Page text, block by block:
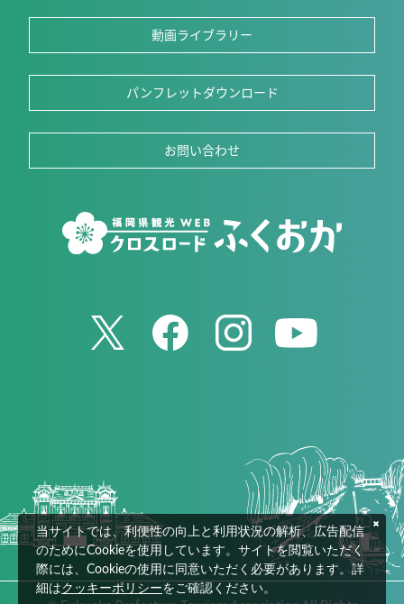
動画ライブラリー
パンフレットダウンロード
お問い合わせ
当サイトでは、利便性の向上と利用状況の解析、広告配信
のためにCookieを使用しています。サイトを閲覧いただく
際には、Cookieの使用に同意いただく必要があります。詳
細はクッキーポリシーをご確認ください。